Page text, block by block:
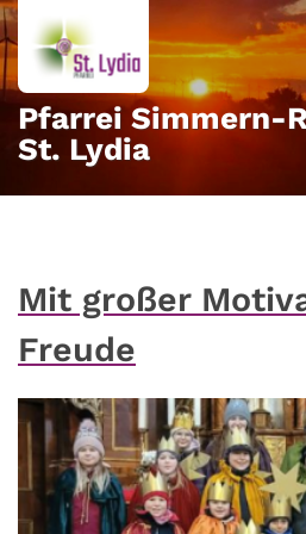
Zum Inhalt springen
Pfarrei Simmern-
St. Lydia
Mit großer
Freude